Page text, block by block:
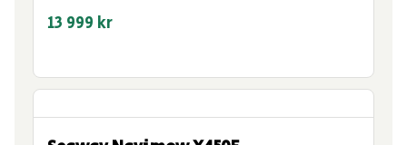
13 999 kr